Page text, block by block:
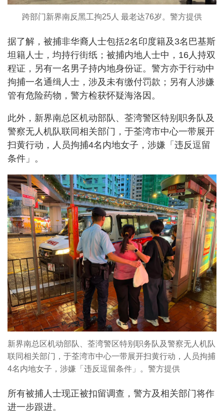
跨部门新界南反黑工拘25人 最老达76岁。警方提供
据了解，被捕非华裔人士包括2名印度籍及3名巴基斯
坦籍人士，均持行街纸；被捕内地人士中，16人持双
程证，另有一名男子持内地身份证。警方亦于行动中
拘捕一名通缉人士，涉及未有缴付罚款；另有人涉嫌
管有危险药物，警方检获怀疑海洛因。
此外，新界南总区机动部队、荃湾警区特别职务队及
警察无人机队联同相关部门，于荃湾市中心一带展开
扫黄行动，人员拘捕4名内地女子，涉嫌「违反逗留
条件」。
新界南总区机动部队、荃湾警区特别职务队及警察无人机队
联同相关部门，于荃湾市中心一带展开扫黄行动，人员拘捕
4名内地女子，涉嫌「违反逗留条件」。警方提供
所有被捕人士现正被扣留调查，警方及相关部门将作
进一步跟进。